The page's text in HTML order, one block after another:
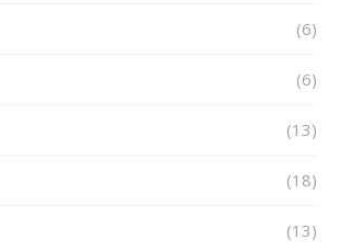
(6)
(6)
(13)
(18)
(13)